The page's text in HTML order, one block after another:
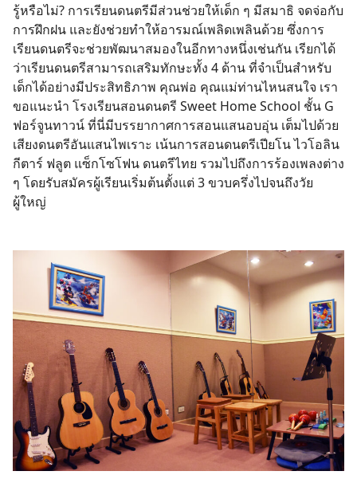
รู้หรือไม่? การเรียนดนตรีมีส่วนช่วยให้เด็ก ๆ มีสมาธิ จดจ่อกับ
การฝึกฝน และยังช่วยทำให้อารมณ์เพลิดเพลินด้วย ซึ่งการ
เรียนดนตรีจะช่วยพัฒนาสมองในอีกทางหนึ่งเช่นกัน เรียกได้
ว่าเรียนดนตรีสามารถเสริมทักษะทั้ง 4 ด้าน ที่จำเป็นสำหรับ
เด็กได้อย่างมีประสิทธิภาพ คุณพ่อ คุณแม่ท่านไหนสนใจ เรา
ขอแนะนำ โรงเรียนสอนดนตรี Sweet Home School ชั้น G
ฟอร์จูนทาวน์ ที่นี่มีบรรยากาศการสอนแสนอบอุ่น เต็มไปด้วย
เสียงดนตรีอันแสนไพเราะ เน้นการสอนดนตรีเปียโน ไวโอลิน
กีตาร์ ฟลูต แซ็กโซโฟน ดนตรีไทย รวมไปถึงการร้องเพลงต่าง
ๆ โดยรับสมัครผู้เรียนเริ่มต้นตั้งแต่ 3 ขวบครึ่งไปจนถึงวัย
ผู้ใหญ่